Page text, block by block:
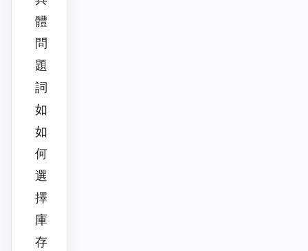
體
問
題
詞
如
如
何
選
擇
庫
存